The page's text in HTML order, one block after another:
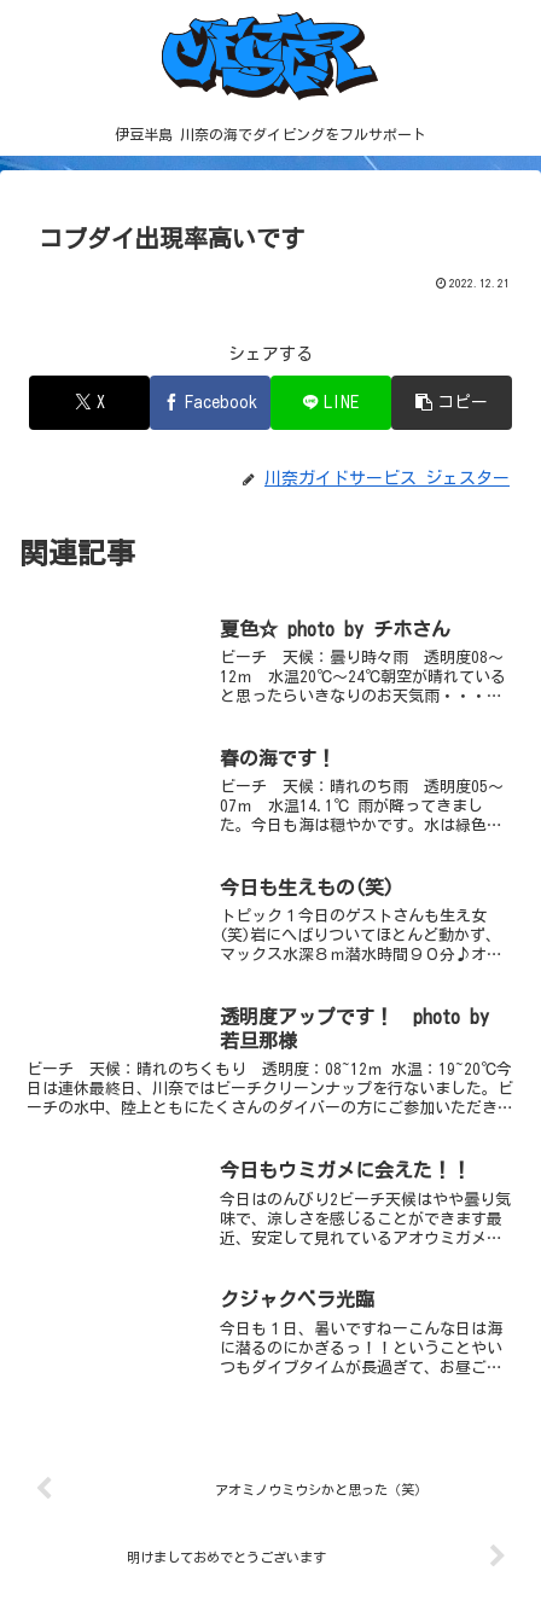
伊豆半島 川奈の海でダイビングをフルサポート
コブダイ出現率高いです
2022.12.21
シェアする
X Facebook LINE コピー
川奈ガイドサービス ジェスター
関連記事
夏色☆ photo by チホさん
ビーチ 天候：曇り時々雨 透明度08～
12ｍ 水温20℃～24℃朝空が晴れている
と思ったらいきなりのお天気雨・・・そ
海は少しうねりが残っていますが、エン
トリーエキジットに...
春の海です！
ビーチ 天候：晴れのち雨 透明度05～
07ｍ 水温14.1℃ 雨が降ってきまし
た。今日も海は穏やかです。水は緑色で
すっかり春で最近ではボラクーダが出没
今日も生えもの(笑)
トピック１今日のゲストさんも生え女
(笑)岩にへばりついてほとんど動かず、
マックス水深８ｍ潜水時間９０分♪オー
(笑)ガラスハゼが綺麗なポリプと一緒に
撮れます。キリンミノ...
透明度アップです！ photo by
若旦那様
ビーチ 天候：晴れのちくもり 透明度：08~12ｍ 水温：19~20℃今
日は連休最終日、川奈ではビーチクリーンナップを行ないました。ビ
ーチの水中、陸上ともにたくさんのダイバーの方にご参加いただきと
今日もウミガメに会えた！！
今日はのんびり2ビーチ天候はやや曇り気
味で、涼しさを感じることができます最
近、安定して見れているアオウミガメの
メハギ、タツノイトコ、アジイサキのチ
クジャクベラ光臨
今日も１日、暑いですねーこんな日は海
に潜るのにかぎるっ！！ということやい
つもダイブタイムが長過ぎて、お昼ご飯
アオミノウミウシかと思った（笑）
明けましておめでとうございます